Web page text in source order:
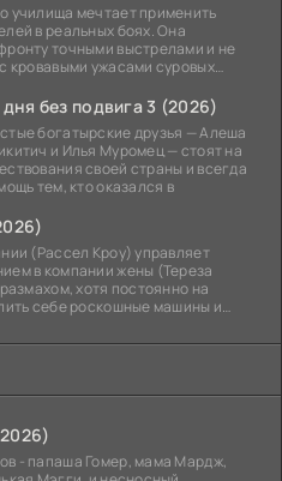
училища мечтает применить
в реальных боях. Она
точными выстрелами и не
кровавыми ужасами суровых
без подвига 3 (2026)
богатырские друзья — Алеша
и Илья Муромец — стоят на
своей страны и всегда
тем, кто оказался в
(Рассел Кроу) управляет
в компании жены (Тереза
хотя постоянно на
себе роскошные машины и
- папаша Гомер, мама Мардж,